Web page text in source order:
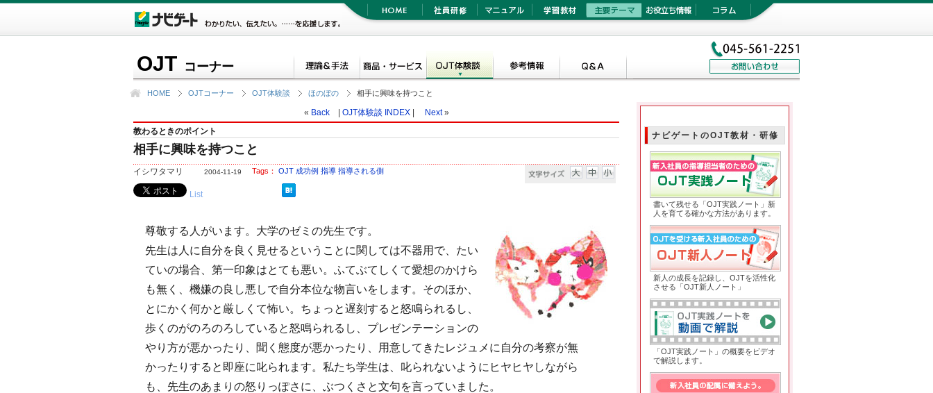
OJT コーナー
HOME OJTコーナー OJT体験談 ほのぼの 相手に興味を持つこと
« Back| OJT体験談 INDEX| Next»
教わるときのポイント
相手に興味を持つこと
イシワタマリ 2004-11-19 Tags： OJT 成功例 指導 指導される側
List
尊敬する人がいます。大学のゼミの先生です。
先生は人に自分を良く見せるということに関しては不器用で、たい
ていの場合、第一印象はとても悪い。ふてぶてしくて愛想のかけら
も無く、機嫌の良し悪しで自分本位な物言いをします。そのほか、
とにかく何かと厳しくて怖い。ちょっと遅刻すると怒鳴られるし、
歩くのがのろのろしていると怒鳴られるし、プレゼンテーションの
やり方が悪かったり、聞く態度が悪かったり、用意してきたレジュメに自分の考察が無
かったりすると即座に叱られます。私たち学生は、叱られないようにヒヤヒヤしながら
も、先生のあまりの怒りっぽさに、ぶつくさと文句を言っていました。
ナビゲートのOJT教材・研修
書いて残せる「OJT実践ノート」新
人を育てる確かな方法があります。
新人の成長を記録し、OJTを活性化
させる「OJT新人ノート」
「OJT実践ノート」の概要をビデオ
で解説します。